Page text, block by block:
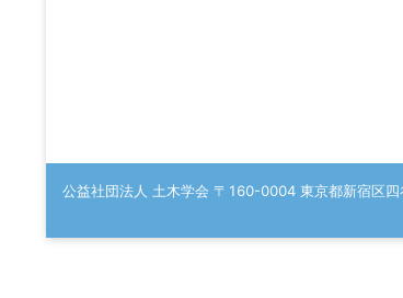
公益社団法人 土木学会 〒160-0004 東京都新宿区